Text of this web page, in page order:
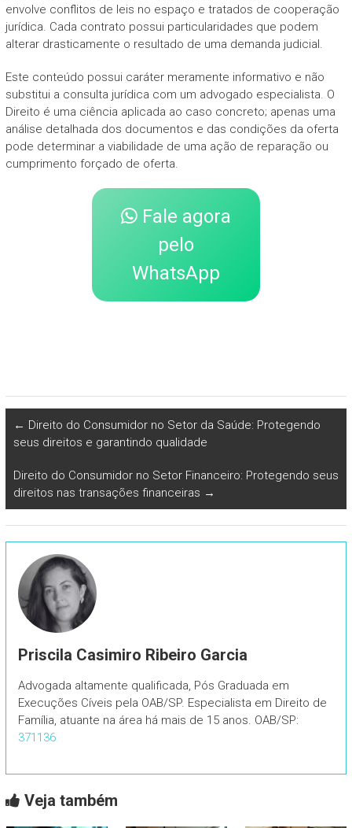
envolve conflitos de leis no espaço e tratados de cooperação
jurídica. Cada contrato possui particularidades que podem
alterar drasticamente o resultado de uma demanda judicial.
Este conteúdo possui caráter meramente informativo e não
substitui a consulta jurídica com um advogado especialista. O
Direito é uma ciência aplicada ao caso concreto; apenas uma
análise detalhada dos documentos e das condições da oferta
pode determinar a viabilidade de uma ação de reparação ou
cumprimento forçado de oferta.
Fale agora
pelo
WhatsApp
← Direito do Consumidor no Setor da Saúde: Protegendo
seus direitos e garantindo qualidade
Direito do Consumidor no Setor Financeiro: Protegendo seus
direitos nas transações financeiras →
Priscila Casimiro Ribeiro Garcia
Advogada altamente qualificada, Pós Graduada em
Execuções Cíveis pela OAB/SP. Especialista em Direito de
Família, atuante na área há mais de 15 anos. OAB/SP:
371136
Veja também